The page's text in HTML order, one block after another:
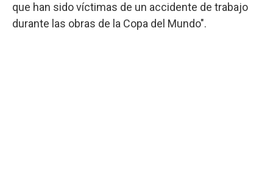
que han sido víctimas de un accidente de trabajo
durante las obras de la Copa del Mundo".